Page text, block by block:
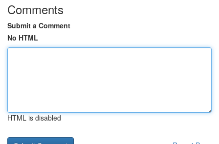
Comments
Submit a Comment
No HTML
HTML is disabled